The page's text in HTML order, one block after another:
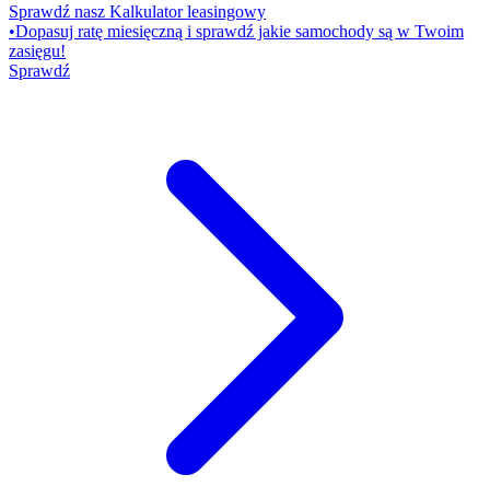
Sprawdź nasz Kalkulator leasingowy
•Dopasuj ratę miesięczną i sprawdź jakie samochody są w Twoim
zasięgu!
Sprawdź